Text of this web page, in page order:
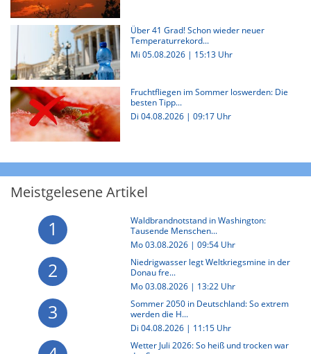
Über 41 Grad! Schon wieder neuer
Temperaturrekord...
Mi 05.08.2026 | 15:13 Uhr
Fruchtfliegen im Sommer loswerden: Die
besten Tipp...
Di 04.08.2026 | 09:17 Uhr
Meistgelesene Artikel
1
Waldbrandnotstand in Washington:
Tausende Menschen...
Mo 03.08.2026 | 09:54 Uhr
2
Niedrigwasser legt Weltkriegsmine in der
Donau fre...
Mo 03.08.2026 | 13:22 Uhr
3
Sommer 2050 in Deutschland: So extrem
werden die H...
Di 04.08.2026 | 11:15 Uhr
Wetter Juli 2026: So heiß und trocken war